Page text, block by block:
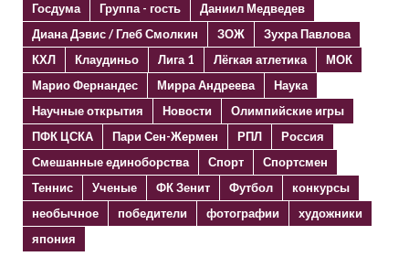
Госдума
Группа - гость
Даниил Медведев
Диана Дэвис / Глеб Смолкин
ЗОЖ
Зухра Павлова
КХЛ
Клаудиньо Лига 1 Лёгкая атлетика
МОК
Марио Фернандес
Мирра Андреева
Наука
Научные открытия
Новости
Олимпийские игры
ПФК ЦСКА
Пари Сен-Жермен РПЛ
Россия
Смешанные единоборства
Спорт
Спортсмен
Теннис
Ученые ФК Зенит Футбол
конкурсы
необычное
победители фотографии
художники
япония